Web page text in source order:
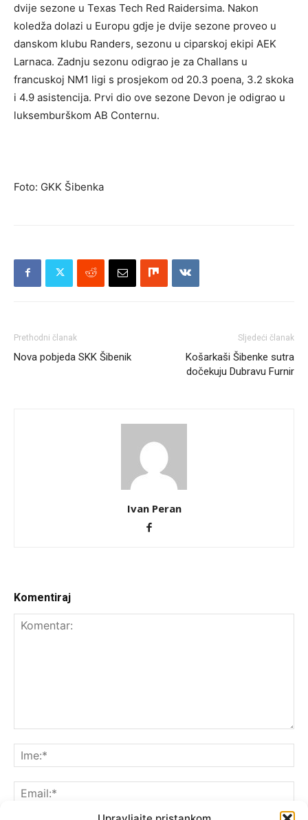
dvije sezone u Texas Tech Red Raidersima. Nakon
koledža dolazi u Europu gdje je dvije sezone proveo u
danskom klubu Randers, sezonu u ciparskoj ekipi AEK
Larnaca. Zadnju sezonu odigrao je za Challans u
francuskoj NM1 ligi s prosjekom od 20.3 poena, 3.2 skoka
i 4.9 asistencija. Prvi dio ove sezone Devon je odigrao u
luksemburškom AB Conternu.
Foto: GKK Šibenka
Prethodni članak
Nova pobjeda SKK Šibenik
Sljedeći članak
Košarkaši Šibenke sutra
dočekuju Dubravu Furnir
Ivan Peran
Komentiraj